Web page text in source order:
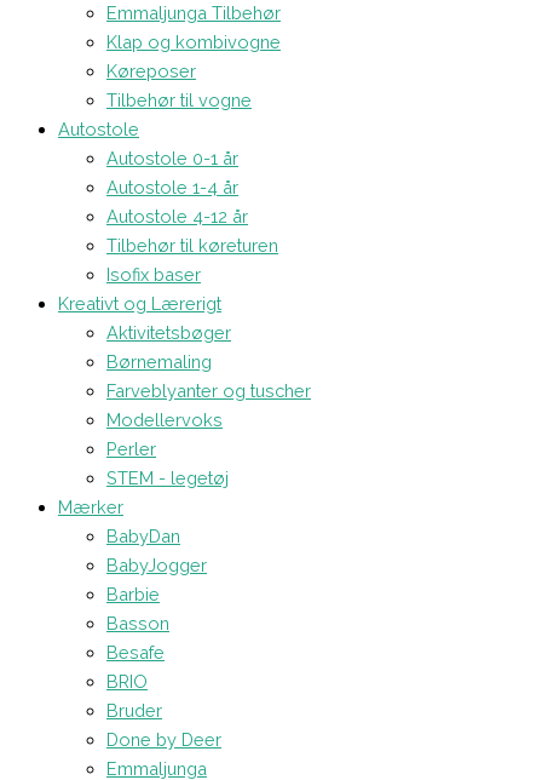
Emmaljunga Tilbehør
Klap og kombivogne
Køreposer
Tilbehør til vogne
Autostole
Autostole 0-1 år
Autostole 1-4 år
Autostole 4-12 år
Tilbehør til køreturen
Isofix baser
Kreativt og Lærerigt
Aktivitetsbøger
Børnemaling
Farveblyanter og tuscher
Modellervoks
Perler
STEM - legetøj
Mærker
BabyDan
BabyJogger
Barbie
Basson
Besafe
BRIO
Bruder
Done by Deer
Emmaljunga